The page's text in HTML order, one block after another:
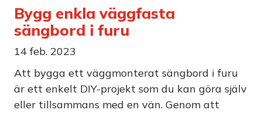
Bygg enkla väggfasta
sängbord i furu
14 feb. 2023
Att bygga ett väggmonterat sängbord i furu
är ett enkelt DIY-projekt som du kan göra själv
eller tillsammans med en vän. Genom att